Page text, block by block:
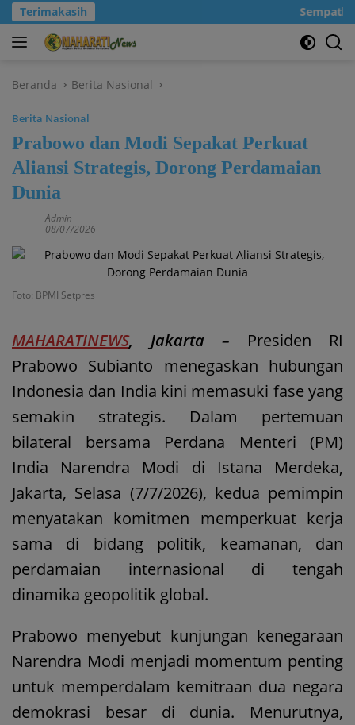
Langsung
ke
konten
Terimakasih
Beranda Berita Nasional
Berita Nasional
Prabowo dan Modi Sepakat Perkuat
Aliansi Strategis, Dorong Perdamaian
Dunia
Admin
08/07/2026
Foto: BPMI Setpres
MAHARATINEWS, Jakarta – Presiden RI
Prabowo Subianto menegaskan hubungan
Indonesia dan India kini memasuki fase yang
semakin strategis. Dalam pertemuan
bilateral bersama Perdana Menteri (PM)
India Narendra Modi di Istana Merdeka,
Jakarta, Selasa (7/7/2026), kedua pemimpin
menyatakan komitmen memperkuat kerja
sama di bidang politik, keamanan, dan
perdamaian internasional di tengah
dinamika geopolitik global.
Prabowo menyebut kunjungan kenegaraan
Narendra Modi menjadi momentum penting
untuk memperdalam kemitraan dua negara
demokrasi besar di dunia. Menurutnya,